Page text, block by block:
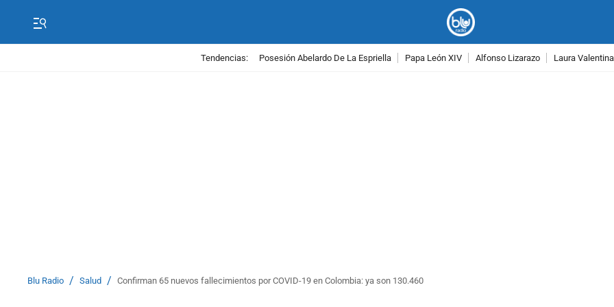
Tendencias: Posesión Abelardo De La Espriella Papa León XIV Alfonso Lizarazo Laura
Blu Radio / Salud / Confirman 65 nuevos fallecimientos por COVID-19 en Colombia: ya son 130.460